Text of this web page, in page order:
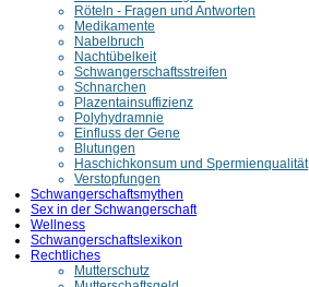
Röteln - Fragen und Antworten
Medikamente
Nabelbruch
Nachtübelkeit
Schwangerschaftsstreifen
Schnarchen
Plazentainsuffizienz
Polyhydramnie
Einfluss der Gene
Blutungen
Haschichkonsum und Spermienqualität
Verstopfungen
Schwangerschaftsmythen
Sex in der Schwangerschaft
Wellness
Schwangerschaftslexikon
Rechtliches
Mutterschutz